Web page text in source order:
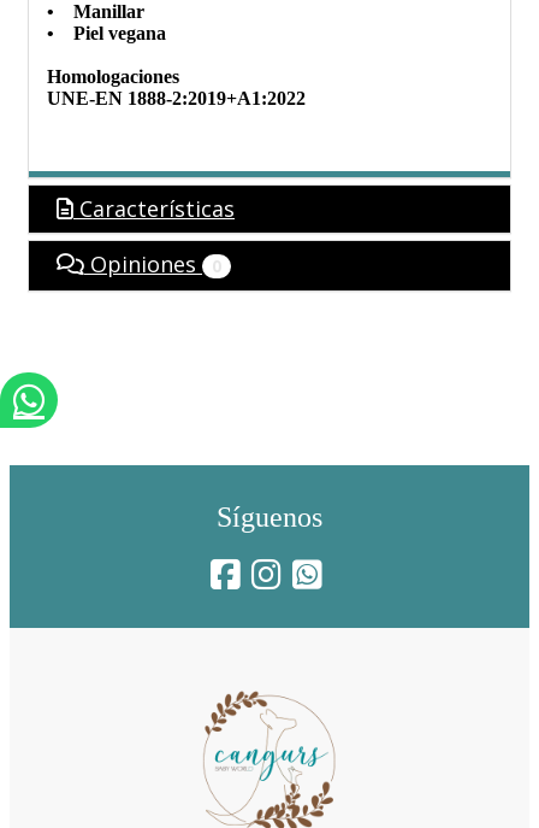
• Manillar
• Piel vegana
Homologaciones
UNE-EN 1888-2:2019+A1:2022
Características
Opiniones
0
Síguenos